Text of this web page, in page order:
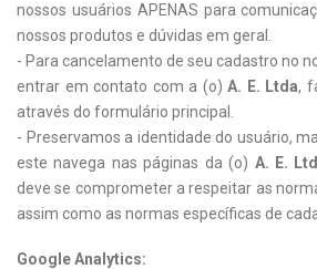
nossos usuários APENAS para
nossos produtos e dúvidas em geral.
- Para cancelamento de seu cadastro no
entrar em contato com a (o) A. E. Ltda,
através do formulário principal.
- Preservamos a identidade do usuário,
este navega nas páginas da (o) A. E.
deve se comprometer a respeitar as
assim como as normas específicas de
Google Analytics: